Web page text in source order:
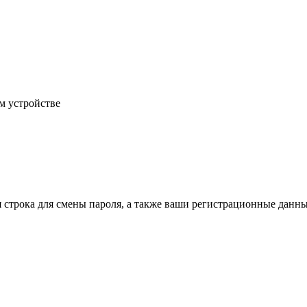
устройстве
строка для смены пароля, а также ваши регистрационные